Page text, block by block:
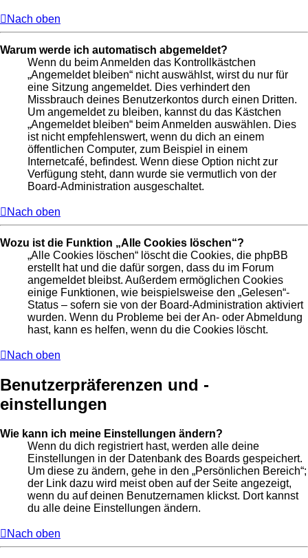
Nach oben
Warum werde ich automatisch abgemeldet?
Wenn du beim Anmelden das Kontrollkästchen
„Angemeldet bleiben“ nicht auswählst, wirst du nur für
eine Sitzung angemeldet. Dies verhindert den
Missbrauch deines Benutzerkontos durch einen Dritten.
Um angemeldet zu bleiben, kannst du das Kästchen
„Angemeldet bleiben“ beim Anmelden auswählen. Dies
ist nicht empfehlenswert, wenn du dich an einem
öffentlichen Computer, zum Beispiel in einem
Internetcafé, befindest. Wenn diese Option nicht zur
Verfügung steht, dann wurde sie vermutlich von der
Board-Administration ausgeschaltet.
Nach oben
Wozu ist die Funktion „Alle Cookies löschen“?
„Alle Cookies löschen“ löscht die Cookies, die phpBB
erstellt hat und die dafür sorgen, dass du im Forum
angemeldet bleibst. Außerdem ermöglichen Cookies
einige Funktionen, wie beispielsweise den „Gelesen“-
Status – sofern sie von der Board-Administration aktiviert
wurden. Wenn du Probleme bei der An- oder Abmeldung
hast, kann es helfen, wenn du die Cookies löscht.
Nach oben
Benutzerpräferenzen und -
einstellungen
Wie kann ich meine Einstellungen ändern?
Wenn du dich registriert hast, werden alle deine
Einstellungen in der Datenbank des Boards gespeichert.
Um diese zu ändern, gehe in den „Persönlichen Bereich“;
der Link dazu wird meist oben auf der Seite angezeigt,
wenn du auf deinen Benutzernamen klickst. Dort kannst
du alle deine Einstellungen ändern.
Nach oben